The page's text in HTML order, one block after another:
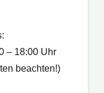
– 18:00 Uhr
beachten!)